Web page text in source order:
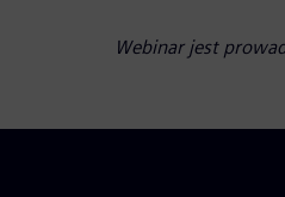
Webinar jest